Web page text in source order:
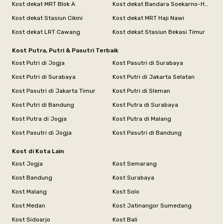
Kost dekat MRT Blok A
Kost dekat Bandara Soekarno-Hatta
Kost dekat Stasiun Cikini
Kost dekat MRT Haji Nawi
Kost dekat LRT Cawang
Kost dekat Stasiun Bekasi Timur
Kost Putra, Putri & Pasutri Terbaik
Kost Putri di Jogja
Kost Pasutri di Surabaya
Kost Putri di Surabaya
Kost Putri di Jakarta Selatan
Kost Pasutri di Jakarta Timur
Kost Putri di Sleman
Kost Putri di Bandung
Kost Putra di Surabaya
Kost Putra di Jogja
Kost Putra di Malang
Kost Pasutri di Jogja
Kost Pasutri di Bandung
Kost di Kota Lain
Kost Jogja
Kost Semarang
Kost Bandung
Kost Surabaya
Kost Malang
Kost Solo
Kost Medan
Kost Jatinangor Sumedang
Kost Sidoarjo
Kost Bali